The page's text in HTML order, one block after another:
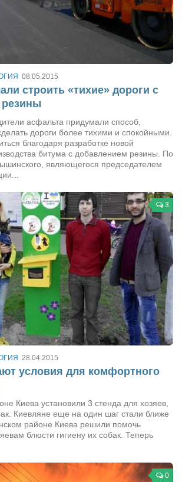
08.05.2015
строить «тихие» дороги с
асфальта придумали способ,
дороги более тихими и спокойными.
благодаря разработке новой
битума с добавлением резины. По
являющегося председателем
3
28.04.2015
условия для комфортного
Киева установили 3 стенда для хозяев,
Киевляне еще на один шаг стали ближе
районе Киева решили помочь
блюсти гигиену их собак. Теперь
0